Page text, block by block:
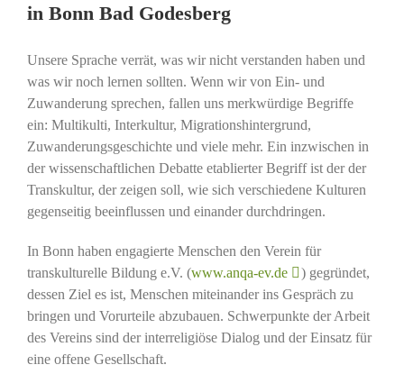
in Bonn Bad Godesberg
Unsere Sprache verrät, was wir nicht verstanden haben und
was wir noch lernen sollten. Wenn wir von Ein- und
Zuwanderung sprechen, fallen uns merkwürdige Begriffe
ein: Multikulti, Interkultur, Migrationshintergrund,
Zuwanderungsgeschichte und viele mehr. Ein inzwischen in
der wissenschaftlichen Debatte etablierter Begriff ist der der
Transkultur, der zeigen soll, wie sich verschiedene Kulturen
gegenseitig beeinflussen und einander durchdringen.
In Bonn haben engagierte Menschen den Verein für
transkulturelle Bildung e.V. (www.anqa-ev.de
) gegründet,
dessen Ziel es ist, Menschen miteinander ins Gespräch zu
bringen und Vorurteile abzubauen. Schwerpunkte der Arbeit
des Vereins sind der interreligiöse Dialog und der Einsatz für
eine offene Gesellschaft.